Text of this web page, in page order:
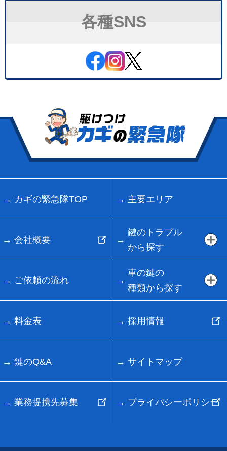
各種SNS
カギの緊急隊TOP 主要エリア
会社概要
鍵のトラブル
から探す
ご依頼の流れ
車の鍵の
種類から探す
料金表 採用情報
鍵のQ&A サイトマップ
業務提携先募集 プライバシーポリシー